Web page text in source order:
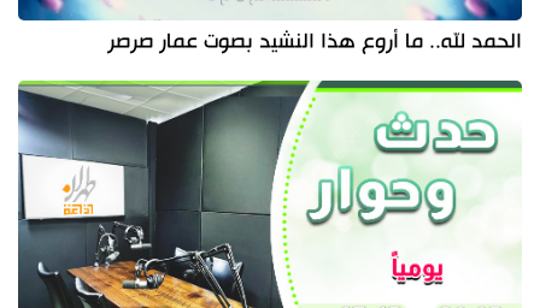
الحمد لله.. ما أروع هذا النشيد بصوت عمار صرصر